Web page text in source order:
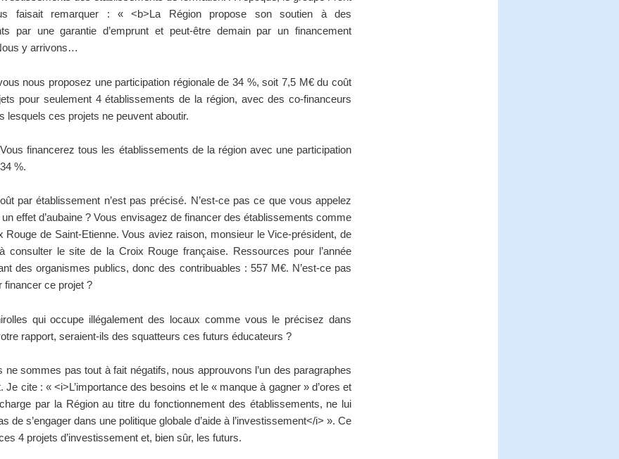
faisait remarquer : « <b>La Région propose son soutien à des
par une garantie d’emprunt et peut-être demain par un financement
y arrivons…
nous proposez une participation régionale de 34 %, soit 7,5 M€ du coût
pour seulement 4 établissements de la région, avec des co-financeurs
lesquels ces projets ne peuvent aboutir.
financerez tous les établissements de la région avec une participation
%.
par établissement n’est pas précisé. N’est-ce pas ce que vous appelez
effet d’aubaine ? Vous envisagez de financer des établissements comme
Rouge de Saint-Etienne. Vous aviez raison, monsieur le Vice-président, de
consulter le site de la Croix Rouge française. Ressources pour l’année
des organismes publics, donc des contribuables : 557 M€. N’est-ce pas
financer ce projet ?
qui occupe illégalement des locaux comme vous le précisez dans
rapport, seraient-ils des squatteurs ces futurs éducateurs ?
ne sommes pas tout à fait négatifs, nous approuvons l’un des paragraphes
Je cite : « <i>L’importance des besoins et le « manque à gagner » d’ores et
par la Région au titre du fonctionnement des établissements, ne lui
de s’engager dans une politique globale d’aide à l’investissement</i> ». Ce
4 projets d’investissement et, bien sûr, les futurs.